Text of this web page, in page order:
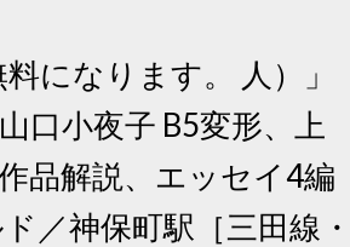
になります。 人）」
口小夜子 B5変形、上
品解説、エッセイ4編
／神保町駅［三田線・